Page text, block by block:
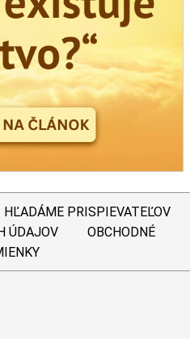
HĽADÁME PRISPIEVATEĽOV
ÚDAJOV
OBCHODNÉ